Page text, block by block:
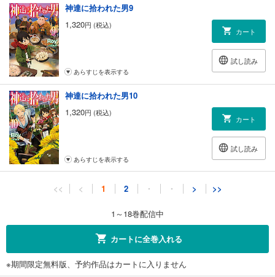
神達に拾われた男9
1,320円 (税込)
カート
試し読み
あらすじを表示する
神達に拾われた男10
1,320円 (税込)
カート
試し読み
あらすじを表示する
神達に拾われた男11
【電子版限定特典付き】神達に拾われた男12
<< < 1 2 ・ ・ > >>
1～18巻配信中
カートに全巻入れる
※期間限定無料版、予約作品はカートに入りません